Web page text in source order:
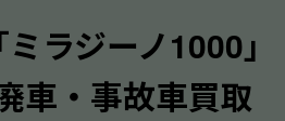
ラジーノ1000｣
車・事故車買取